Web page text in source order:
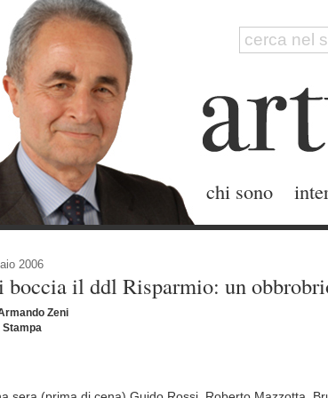
chi sono
2006
boccia il ddl Risparmio: un
Zeni
Stampa